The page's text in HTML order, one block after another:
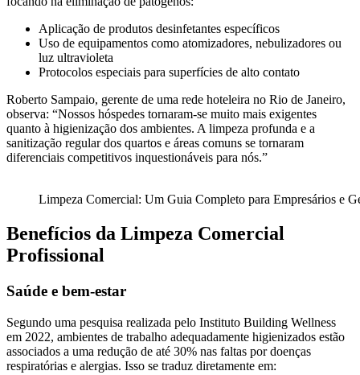
Aplicação de produtos desinfetantes específicos
Uso de equipamentos como atomizadores, nebulizadores ou
luz ultravioleta
Protocolos especiais para superfícies de alto contato
Roberto Sampaio, gerente de uma rede hoteleira no Rio de Janeiro,
observa: “Nossos hóspedes tornaram-se muito mais exigentes
quanto à higienização dos ambientes. A limpeza profunda e a
sanitização regular dos quartos e áreas comuns se tornaram
diferenciais competitivos inquestionáveis para nós.”
Limpeza Comercial: Um Guia Completo para Empresários e
Benefícios da Limpeza Comercial
Profissional
Saúde e bem-estar
Segundo uma pesquisa realizada pelo Instituto Building Wellness
em 2022, ambientes de trabalho adequadamente higienizados estão
associados a uma redução de até 30% nas faltas por doenças
respiratórias e alergias. Isso se traduz diretamente em: